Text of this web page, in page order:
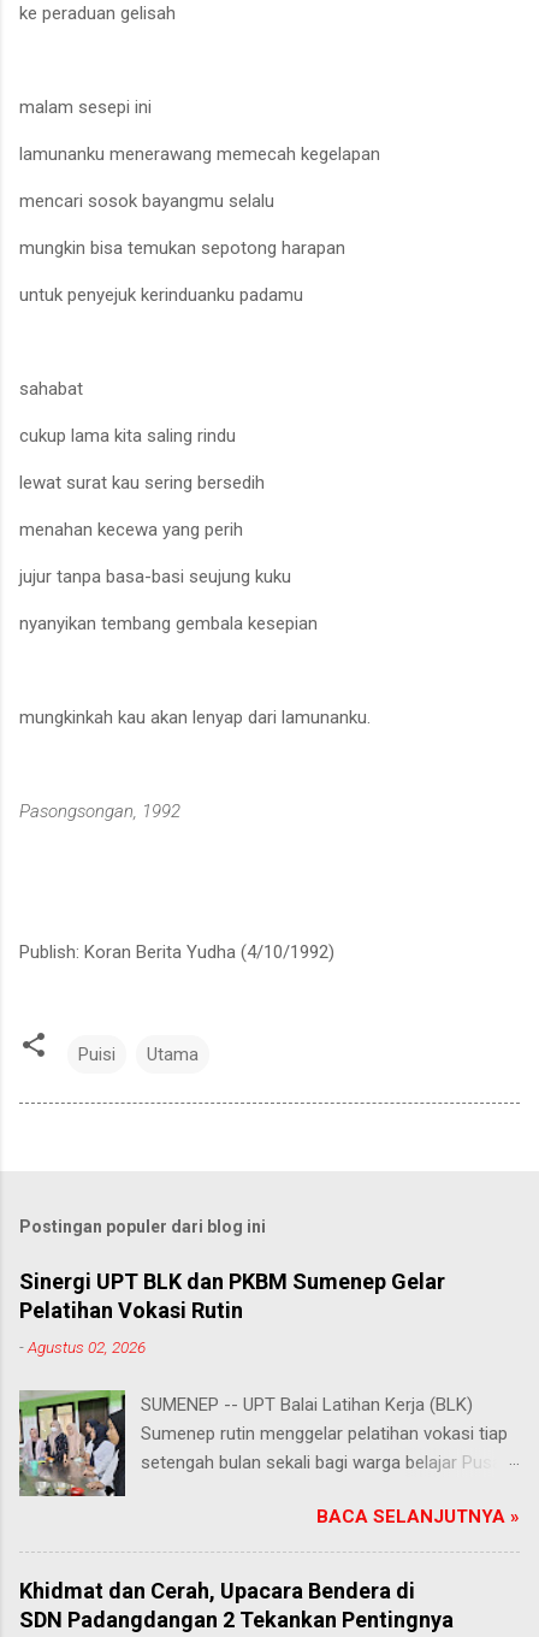
ke peraduan gelisah
malam sesepi ini
lamunanku menerawang memecah kegelapan
mencari sosok bayangmu selalu
mungkin bisa temukan sepotong harapan
untuk penyejuk kerinduanku padamu
sahabat
cukup lama kita saling rindu
lewat surat kau sering bersedih
menahan kecewa yang perih
jujur tanpa basa-basi seujung kuku
nyanyikan tembang gembala kesepian
mungkinkah kau akan lenyap dari lamunanku.
Pasongsongan, 1992
Publish: Koran Berita Yudha (4/10/1992)
Puisi Utama
Postingan populer dari blog ini
Sinergi UPT BLK dan PKBM Sumenep Gelar
Pelatihan Vokasi Rutin
-Agustus 02, 2026
SUMENEP -- UPT Balai Latihan Kerja (BLK)
Sumenep rutin menggelar pelatihan vokasi tiap
setengah bulan sekali bagi warga belajar Pusat
Kabupaten Sumenep. Ahad (2/8/2026).
Program ini menawarkan berbagai pilihan
keterampilan, mulai dari pembuatan roti dan kue
hingga kejuruan lainnya yang bebas dipilih
BACA SELANJUTNYA »
Khidmat dan Cerah, Upacara Bendera di
SDN Padangdangan 2 Tekankan Pentingnya